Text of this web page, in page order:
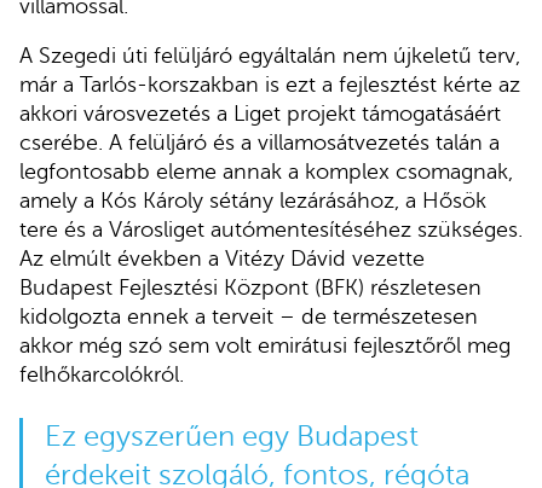
villamossal.
A Szegedi úti felüljáró egyáltalán nem újkeletű terv,
már a Tarlós-korszakban is ezt a fejlesztést kérte az
akkori városvezetés a Liget projekt támogatásáért
cserébe. A felüljáró és a villamosátvezetés talán a
legfontosabb eleme annak a komplex csomagnak,
amely a Kós Károly sétány lezárásához, a Hősök
tere és a Városliget autómentesítéséhez szükséges.
Az elmúlt években a Vitézy Dávid vezette
Budapest Fejlesztési Központ (BFK) részletesen
kidolgozta ennek a terveit – de természetesen
akkor még szó sem volt emirátusi fejlesztőről meg
felhőkarcolókról.
Ez egyszerűen egy Budapest
érdekeit szolgáló, fontos, régóta